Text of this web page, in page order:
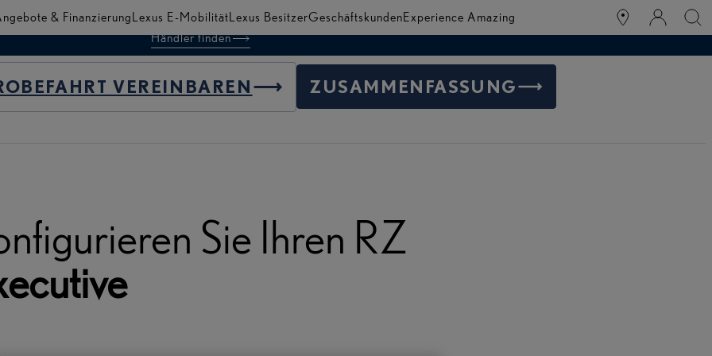
Händler finden
& FinanzierungLexus E-MobilitätLexus BesitzerGeschäftskundenExperience Amazing
und HighlightsVEREINBAREN ZUSAMMENFASSUNG
Sie Ihren RZ